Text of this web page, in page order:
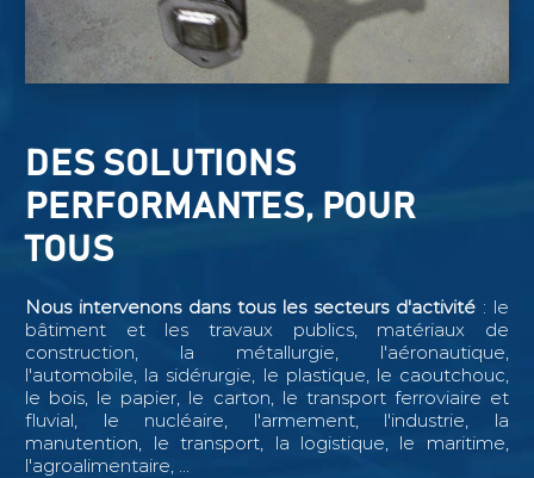
DES SOLUTIONS
PERFORMANTES, POUR
TOUS
Nous intervenons dans tous les secteurs d'activité: le
bâtiment et les travaux publics, matériaux de
construction, la métallurgie, l'aéronautique,
l'automobile, la sidérurgie, le plastique, le caoutchouc,
le bois, le papier, le carton, le transport ferroviaire et
fluvial, le nucléaire, l'armement, l'industrie, la
manutention, le transport, la logistique, le maritime,
l'agroalimentaire, ...